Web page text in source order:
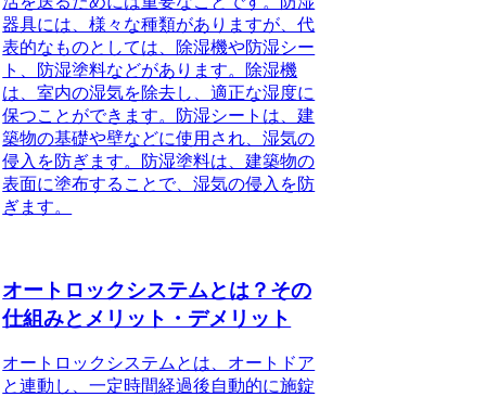
器具には、様々な種類がありますが、代
表的なものとしては、除湿機や防湿シー
ト、防湿塗料などがあります。除湿機
は、室内の湿気を除去し、適正な湿度に
保つことができます。防湿シートは、建
築物の基礎や壁などに使用され、湿気の
侵入を防ぎます。防湿塗料は、建築物の
表面に塗布することで、湿気の侵入を防
ぎます。
オートロックシステムとは？その
仕組みとメリット・デメリット
オートロックシステムとは、オートドア
と連動し、一定時間経過後自動的に施錠